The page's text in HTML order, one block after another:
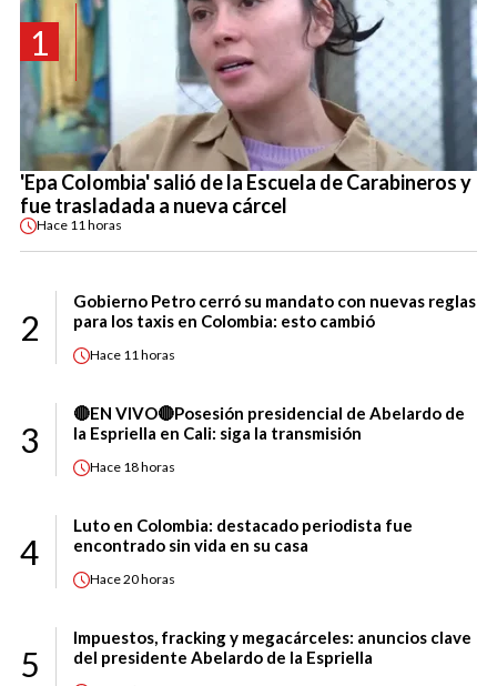
1
'Epa Colombia' salió de la Escuela de Carabineros y
fue trasladada a nueva cárcel
Hace 11 horas
2
Gobierno Petro cerró su mandato con nuevas reglas
para los taxis en Colombia: esto cambió
Hace 11 horas
3
🔴EN VIVO🔴Posesión presidencial de Abelardo de
la Espriella en Cali: siga la transmisión
Hace 18 horas
4
Luto en Colombia: destacado periodista fue
encontrado sin vida en su casa
Hace20 horas
5
Impuestos, fracking y megacárceles: anuncios clave
del presidente Abelardo de la Espriella